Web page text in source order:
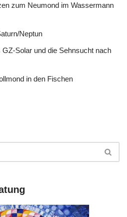
zum Neumond im Wassermann
Neptun
Solar und die Sehnsucht nach
in den Fischen